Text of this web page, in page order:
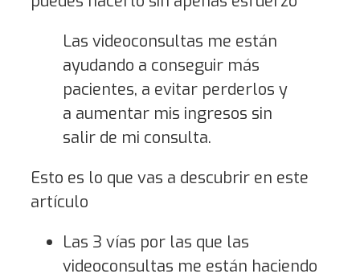
Las videoconsultas me están
ayudando a conseguir más
pacientes, a evitar perderlos y
a aumentar mis ingresos sin
salir de mi consulta.
Esto es lo que vas a descubrir en este
artículo
Las 3 vías por las que las
videoconsultas me están haciendo